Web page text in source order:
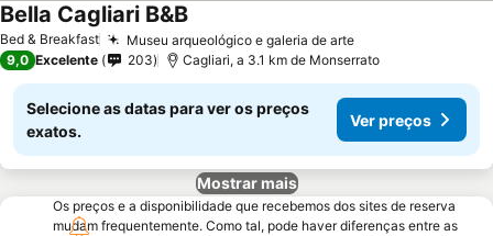
Bed & Breakfast Museu arqueológico e galeria de arte
Bella Cagliari B&B
9,0 Excelente 203 Cagliari, a 3.1 km de Monserrato
Selecione as datas para ver os preços
exatos.
Ver preços
Mostrar mais
Os preços e a disponibilidade que recebemos dos sites de reserva
mudam frequentemente. Como tal, pode haver diferenças entre as